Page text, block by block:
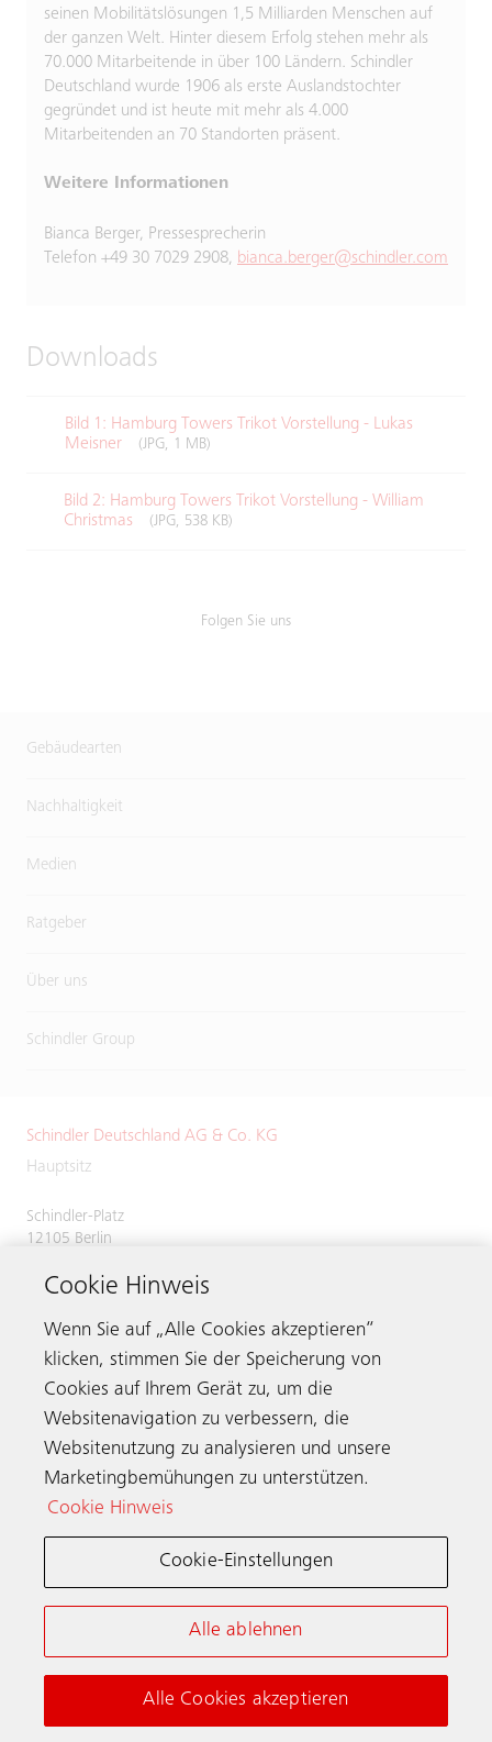
seinen Mobilitätslösungen 1,5 Milliarden Menschen auf
der ganzen Welt. Hinter diesem Erfolg stehen mehr als
70.000 Mitarbeitende in über 100 Ländern. Schindler
Deutschland wurde 1906 als erste Auslandstochter
gegründet und ist heute mit mehr als 4.000
Mitarbeitenden an 70 Standorten präsent.
Weitere Informationen
Bianca Berger, Pressesprecherin
Telefon +49 30 7029 2908, bianca.berger@schindler.com
Downloads
Bild 1: Hamburg Towers Trikot Vorstellung - Lukas
Meisner
(JPG, 1 MB)
Bild 2: Hamburg Towers Trikot Vorstellung - William
Christmas
(JPG, 538 KB)
Folgen Sie uns
Gebäudearten
Nachhaltigkeit
Medien
Ratgeber
Über uns
Schindler Group
Schindler Deutschland AG & Co. KG
Hauptsitz
Schindler-Platz
12105 Berlin
Telefax 030 7029 2620
Kontaktieren
Schindler weltweit
Cookie-Hinweis & Einstellungen Impressum
Cookie Hinweis
Wenn Sie auf „Alle Cookies akzeptieren“
klicken, stimmen Sie der Speicherung von
Cookies auf Ihrem Gerät zu, um die
Websitenavigation zu verbessern, die
Websitenutzung zu analysieren und unsere
Marketingbemühungen zu unterstützen.
Cookie Hinweis
Cookie-Einstellungen
Alle ablehnen
Alle Cookies akzeptieren